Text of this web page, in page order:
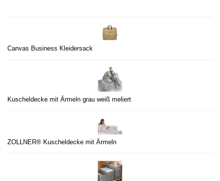
Canvas Business Kleidersack
Kuscheldecke mit Ärmeln grau weiß meliert
ZOLLNER® Kuscheldecke mit Ärmeln